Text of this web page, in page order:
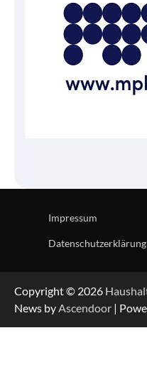
Impressum
Datenschutzerklärung
Copyright © 2026
News byAscendoor |